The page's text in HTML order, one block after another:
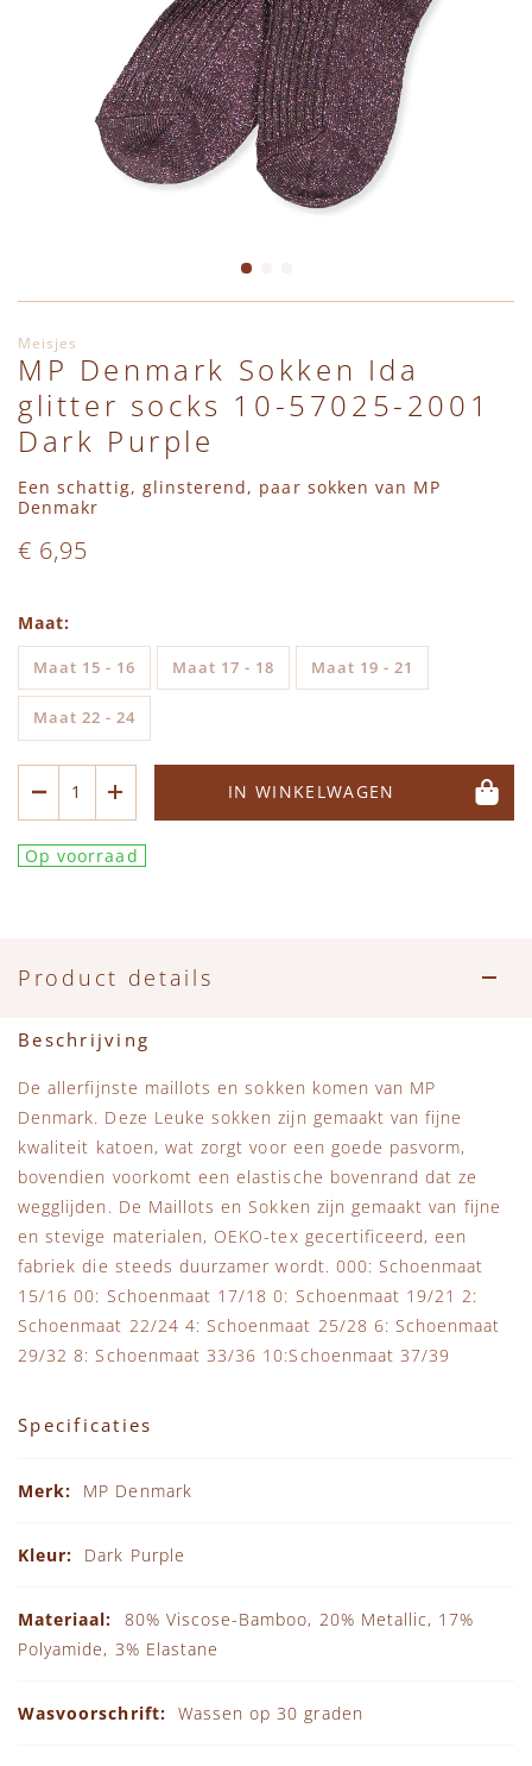
Cargo Broeken
Zwemaccessoires
Zonnebrillen
Zonnehoedjes
Ga naar het begin van de afbeeldingen-gallerij
Meisjes
MP Denmark Sokken Ida
glitter socks 10-57025-2001
Dark Purple
Een schattig, glinsterend, paar sokken van MP
Denmakr
€ 6,95
Maat
Maat 15 - 16 Maat 17 - 18 Maat 19 - 21
Maat 22 - 24
IN WINKELWAGEN
Op voorraad
Product details
Beschrijving
De allerfijnste maillots en sokken komen van MP
Denmark. Deze Leuke sokken zijn gemaakt van fijne
kwaliteit katoen, wat zorgt voor een goede pasvorm,
bovendien voorkomt een elastische bovenrand dat ze
wegglijden. De Maillots en Sokken zijn gemaakt van fijne
en stevige materialen, OEKO-tex gecertificeerd, een
fabriek die steeds duurzamer wordt. 000: Schoenmaat
15/16 00: Schoenmaat 17/18 0: Schoenmaat 19/21 2:
Schoenmaat 22/24 4: Schoenmaat 25/28 6: Schoenmaat
29/32 8: Schoenmaat 33/36 10:Schoenmaat 37/39
Specificaties
MP Denmark
Dark Purple
80% Viscose-Bamboo, 20% Metallic, 17%
Polyamide, 3% Elastane
Wassen op 30 graden